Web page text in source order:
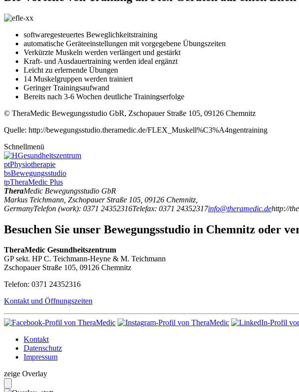
softwaregesteuertes Beweglichkeitstraining
automatische Geräteeinstellungen mit vorgegebene Übungszeiten
Verkürzte Muskeln werden verlängert und gestärkt
Kraft- und Ausdauertraining werden ideal ergänzt
Leicht zu erlernende Übungen
14 Muskelgruppen werden trainiert
Geringer Trainingsaufwand
Bereits nach 3-6 Wochen deutliche Trainingserfolge
© TheraMedic Bewegungsstudio GbR, Zschopauer Straße 105, 09126 Chemnitz
Quelle: http://bewegungsstudio.theramedic.de/FLEX_Muskell%C3%A4ngentraining
Schnellmenü
Gesundheitszentrum
ptPhysiotherapie
bsBewegungsstudio
tpTheraMedic Plus
TheraMedic Bewegungsstudio GbR
Markus Teichmann Zschopauer Straße 105 09126 Chemnitz
GermanyTelefon (work): 0371 24352316Telefax: 0371 24352317info@theramedic.dehttp://
Besuchen Sie unser Bewegungsstudio in Chemnitz oder
TheraMedic Gesundheitszentrum
GP sekt. HP C. Teichmann-Heyne & M. Teichmann
Zschopauer Straße 105, 09126 Chemnitz
Telefon: 0371 24352316
Kontakt und Öffnungszeiten
Kontakt
Datenschutz
Impressum
zeige Overlay